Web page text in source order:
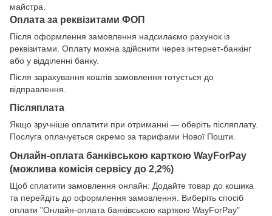
майстра.
Оплата за реквізитами ФОП
Після оформлення замовлення надсилаємо рахунок із
реквізитами. Оплату можна здійснити через інтернет-банкінг
або у відділенні банку.
Після зарахування коштів замовлення готується до
відправлення.
Післяплата
Якщо зручніше оплатити при отриманні — оберіть післяплату.
Послуга оплачується окремо за тарифами Нової Пошти.
Онлайн-оплата банківською карткою WayForPay
(можлива комісія сервісу до 2,2%)
Щоб сплатити замовлення онлайн: Додайте товар до кошика
та перейдіть до оформлення замовлення. Виберіть спосіб
оплати "Онлайн-оплата банківською карткою WayForPay"